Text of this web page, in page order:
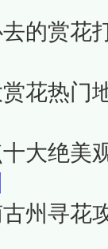
的赏花
花热门
大绝美
州寻花